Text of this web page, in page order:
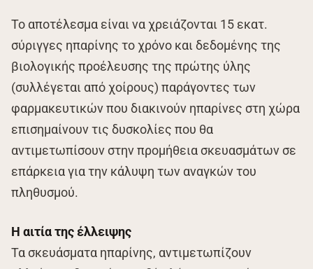
Το αποτέλεσμα είναι να χρειάζονται 15 εκατ.
σύριγγες ηπαρίνης το χρόνο και δεδομένης της
βιολογικής προέλευσης της πρώτης ύλης
(συλλέγεται από χοίρους) παράγοντες των
φαρμακευτικών που διακινούν ηπαρίνες στη χώρα
επισημαίνουν τις δυσκολίες που θα
αντιμετωπίσουν στην προμήθεια σκευασμάτων σε
επάρκεια για την κάλυψη των αναγκών του
πληθυσμού.
Η αιτία της έλλειψης
Τα σκευάσματα ηπαρίνης, αντιμετωπίζουν